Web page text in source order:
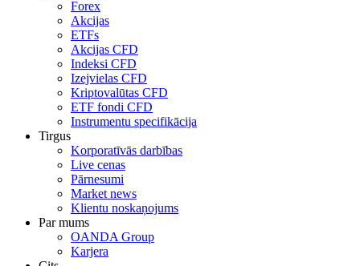
Forex
Akcijas
ETFs
Akcijas CFD
Indeksi CFD
Izejvielas CFD
Kriptovalūtas CFD
ETF fondi CFD
Instrumentu specifikācija
Tirgus
Korporatīvās darbības
Live cenas
Pārnesumi
Market news
Klientu noskaņojums
Par mums
OANDA Group
Karjera